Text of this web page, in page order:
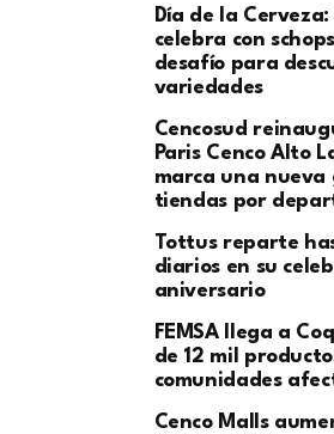
Día de la
celebra con
desafío para
variedades
Cencosud
Paris Cenco Alto
marca una nueva
tiendas por
Tottus reparte
diarios en su
aniversario
FEMSA llega a
de 12 mil
comunidades
Cenco Malls